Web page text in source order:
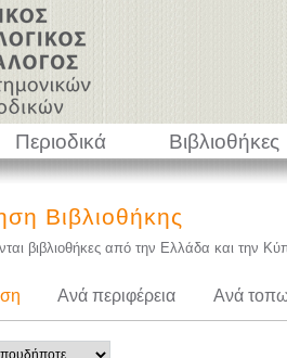
Περιοδικά Βιβλιοθήκες
Βιβλιοθήκης
βιβλιοθήκες από την Ελλάδα και την
Ανά περιφέρεια Ανά